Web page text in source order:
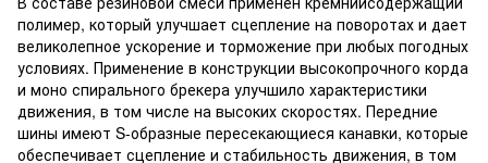
полимер, который улучшает сцепление на поворотах и дает
великолепное ускорение и торможение при любых погодных
условиях. Применение в конструкции высокопрочного корда
и моно спирального брекера улучшило характеристики
движения, в том числе на высоких скоростях. Передние
шины имеют S-образные пересекающиеся канавки, которые
обеспечивает сцепление и стабильность движения, в том